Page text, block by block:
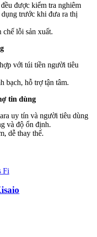
được kiểm tra nghiêm
trước khi đưa ra thị
chế lỗi sản xuất.
với túi tiền người tiêu
bạch, hỗ trợ tận tâm.
tin dùng
uy tín và người tiêu dùng
và độ ổn định.
dễ thay thế.